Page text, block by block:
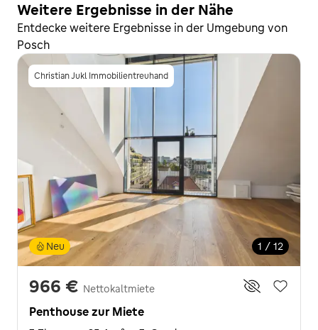
Weitere Ergebnisse in der Nähe
Entdecke weitere Ergebnisse in der Umgebung von
Posch
Christian Jukl Immobilientreuhand
1 / 12
Neu
966 € Nettokaltmiete
Penthouse zur Miete